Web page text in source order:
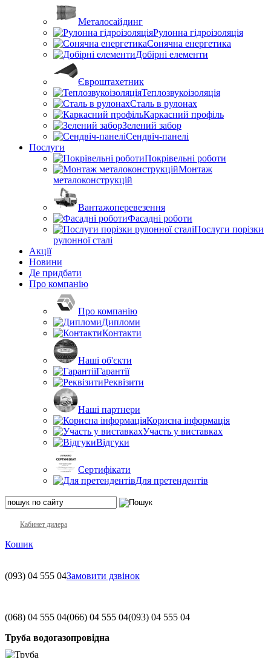
Металосайдинг
Рулонна гідроізоляція
Сонячна енергетика
Добірні елементи
Євроштахетник
Теплозвукоізоляція
Сталь в рулонах
Каркасний профіль
Зелений забор
Сендвіч-панелі
Послуги
Покрівельні роботи
Монтаж
металоконструкцій
Вантажоперевезення
Фасадні роботи
Послуги порізки
рулонної сталі
Акції
Новини
Де придбати
Про компанію
Про компанію
Дипломи
Контакти
Наші об'єкти
Гарантії
Реквізити
Наші партнери
Корисна інформація
Участь у виставках
Відгуки
Сертифікати
Для претендентів
Кабинет дилера
Кошик
(093) 04 555 04Замовити дзвінок
(068) 04 555 04(066) 04 555 04(093) 04 555 04
Труба водогазопровідна